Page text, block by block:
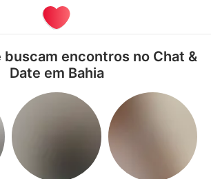
buscam encontros no Chat &
Date em Bahia